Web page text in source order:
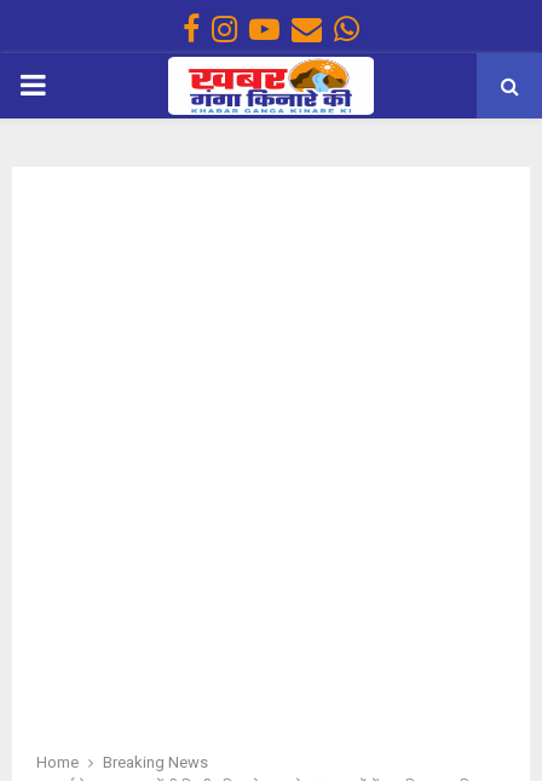
Facebook
Instagram
Youtube
EmailWhatsapp
PRIMARY
Home
Breaking News